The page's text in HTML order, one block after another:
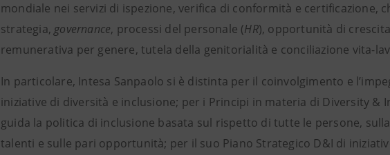
mondiale nei servizi di ispezione, verifica di conformità e certificazione,
strategia, governance, processi del personale (HR), opportunità di
remunerativa per genere, tutela della genitorialità e conciliazione vita-
In particolare, Intesa Sanpaolo si è distinta per il coinvolgimento e
iniziative di diversità e inclusione; per i Principi in materia di Diversity &
guida la politica di inclusione basata sul rispetto di tutte le persone,
talenti e sulle pari opportunità; per il suo Piano Strategico D&I di